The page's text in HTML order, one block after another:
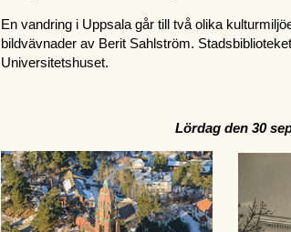
En vandring i Uppsala går till två olika
bildvävnader av Berit Sahlström.
Universitetshuset.
Lördag den 30